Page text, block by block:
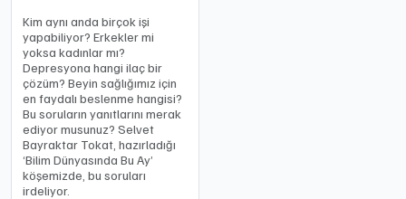
Kim aynı anda birçok işi
yapabiliyor? Erkekler mi
yoksa kadınlar mı?
Depresyona hangi ilaç bir
çözüm? Beyin sağlığımız için
en faydalı beslenme hangisi?
Bu soruların yanıtlarını merak
ediyor musunuz? Selvet
Bayraktar Tokat, hazırladığı
‘Bilim Dünyasında Bu Ay’
köşemizde, bu soruları
irdeliyor.